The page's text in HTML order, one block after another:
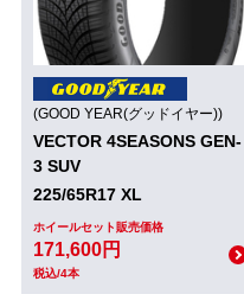
(GOOD YEAR(グッドイヤー))
VECTOR 4SEASONS GEN-
3 SUV
225/65R17 XL
ホイールセット販売価格
171,600円
税込/4本